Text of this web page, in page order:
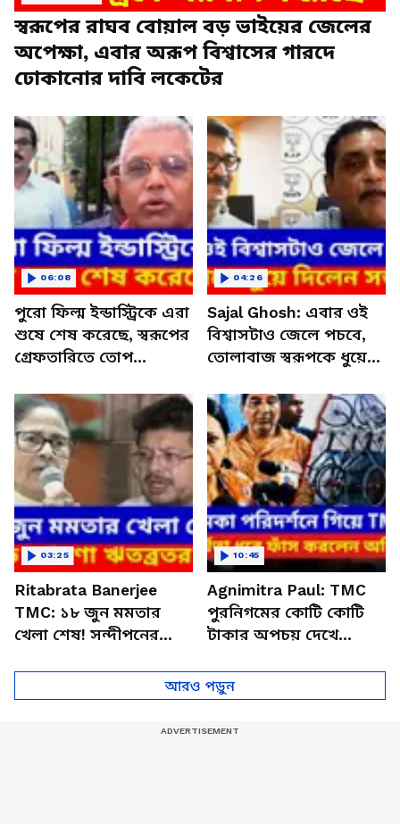
স্বরূপের রাঘব বোয়াল বড় ভাইয়ের জেলের
অপেক্ষা, এবার অরূপ বিশ্বাসের গারদে
ঢোকানোর দাবি লকেটের
পুরো ফিল্ম ইন্ডাস্ট্রিকে এরা
শুষে শেষ করেছে, স্বরূপের
গ্রেফতারিতে তোপ
06:08
Sajal Ghosh: এবার ওই
বিশ্বাসটাও জেলে পচবে,
তোলাবাজ স্বরূপকে ধুয়ে
04:26
Ritabrata Banerjee
TMC: ১৮ জুন মমতার
খেলা শেষ! সন্দীপনের
03:25
Agnimitra Paul: TMC
পুরনিগমের কোটি কোটি
টাকার অপচয় দেখে
দেখুন কী বললেন
10:45
আরও পড়ুন